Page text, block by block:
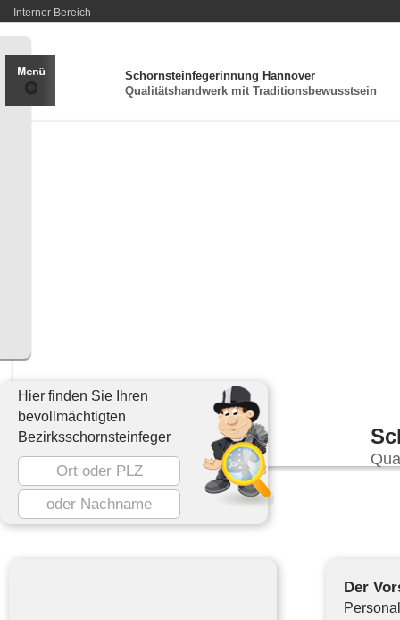
Interner Bereich
Hier finden Sie Ihren
bevollmächtigten
Bezirksschornsteinfeger
Schornsteinfegerinnung Hannover
Qualitätshandwerk mit Traditionsbewusstsein
Der